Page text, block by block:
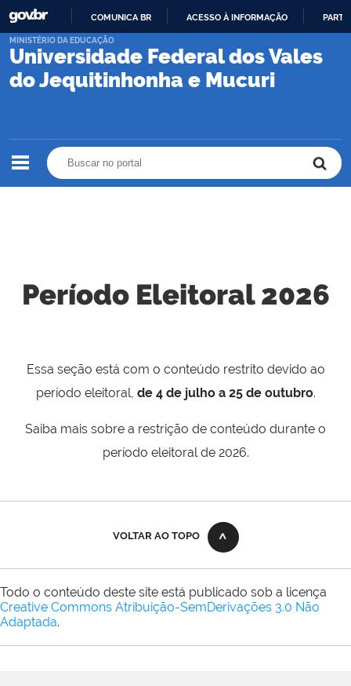
PARA
CONTEÚDO
COMUNICA BR ACESSO À INFORMAÇÃO
Universidade Federal dos Vales
do Jequitinhonha e Mucuri
MINISTÉRIO DA EDUCAÇÃO
Período Eleitoral 2026
Essa seção está com o conteúdo restrito devido ao
período eleitoral, de 4 de julho a 25 de outubro.
Saiba mais sobre a restrição de conteúdo durante o
período eleitoral de 2026.
VOLTAR AO TOPO
Todo o conteúdo deste site está publicado sob a licença
Creative Commons Atribuição-SemDerivações 3.0 Não
Adaptada.